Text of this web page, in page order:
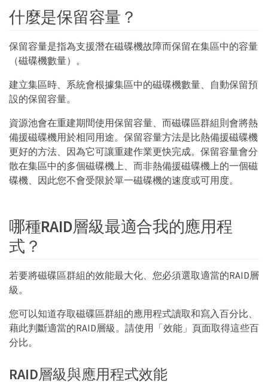
什麼是保留容量？
保留容量是指為支援潛在磁碟機故障而保留在集區中的容量
（磁碟機數量）。
建立集區時、系統會根據集區中的磁碟機數量、自動保留預
設的保留容量。
資源池會在重建期間使用保留容量、而磁碟區群組則會將熱
備援磁碟機用於相同用途。保留容量方法是比熱備援磁碟機
更好的方法、因為它可讓重建作業更快完成。保留容量會分
散在集區中的多個磁碟機上、而非熱備援磁碟機上的一個磁
碟機、因此您不會受限於單一磁碟機的速度或可用度。
哪種RAID層級最適合我的應用程
式？
若要將磁碟區群組的效能最大化、您必須選取適當的RAID層
級。
您可以知道存取磁碟區群組的應用程式讀取和寫入百分比、
藉此判斷適當的RAID層級。請使用「效能」頁面取得這些百
分比。
RAID層級與應用程式效能